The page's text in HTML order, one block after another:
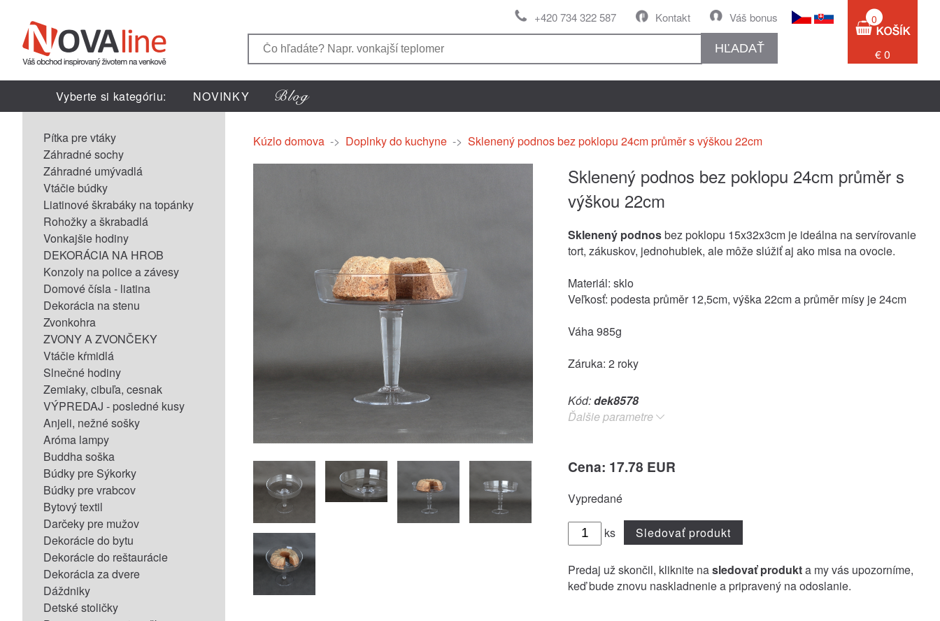
Váš bonus
Kontakt
+420 734 322 587
HĽADAŤ
0
€ 0
Vyberte si kategóriu: NOVINKY
Pítka pre vtáky
Záhradné sochy
Záhradné umývadlá
Vtáčie búdky
Liatinové škrabáky na topánky
Rohožky a škrabadlá
Vonkajšie hodiny
DEKORÁCIA NA HROB
Konzoly na police a závesy
Domové čísla - liatina
Dekorácia na stenu
Zvonkohra
ZVONY A ZVONČEKY
Vtáčie kŕmidlá
Slnečné hodiny
Zemiaky, cibuľa, cesnak
VÝPREDAJ - posledné kusy
Anjeli, nežné sošky
Aróma lampy
Buddha soška
Búdky pre Sýkorky
Búdky pre vrabcov
Bytový textil
Darčeky pre mužov
Dekorácie do bytu
Dekorácie do reštaurácie
Dekorácia za dvere
Dáždniky
Detské stoličky
Kúzlo domova -> Doplnky do kuchyne -> Sklenený podnos bez poklopu 24cm průměr s výškou 22cm
Sklenený podnos bez poklopu 24cm průměr s
výškou 22cm
Sklenený podnosbez poklopu 15x32x3cm je ideálna na servírovanie
tort, zákuskov, jednohubiek, ale môže slúžiť aj ako misa na ovocie.
Materiál: sklo
Veľkosť: podesta průměr 12,5cm, výška 22cm a průměr mísy je 24cm
Váha 985g
Záruka: 2 roky
Kód:dek8578
Ďalšie parametre
Cena: 17.78 EUR
Vypredané
ks Sledovať produkt
Predaj už skončil, kliknite nasledovať produkta my vás upozorníme,
keď bude znovu naskladnenie a pripravený na odoslanie.